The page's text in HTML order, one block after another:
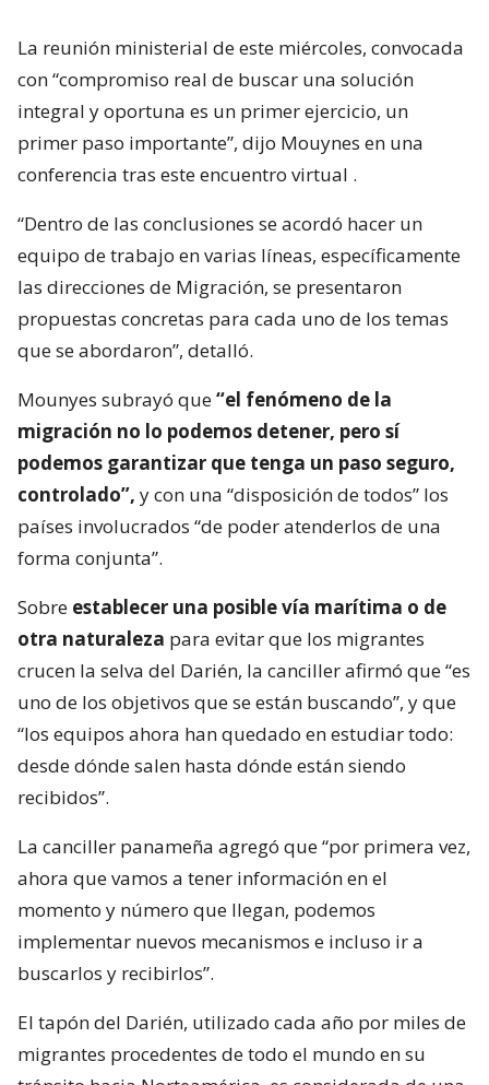
La reunión ministerial de este miércoles, convocada
con “compromiso real de buscar una solución
integral y oportuna es un primer ejercicio, un
primer paso importante”, dijo Mouynes en una
conferencia tras este encuentro virtual .
“Dentro de las conclusiones se acordó hacer un
equipo de trabajo en varias líneas, específicamente
las direcciones de Migración, se presentaron
propuestas concretas para cada uno de los temas
que se abordaron”, detalló.
Mounyes subrayó que“el fenómeno de la
migración no lo podemos detener, pero sí
podemos garantizar que tenga un paso seguro,
controlado”, y con una “disposición de todos” los
países involucrados “de poder atenderlos de una
forma conjunta”.
Sobre establecer una posible vía marítima o de
otra naturaleza para evitar que los migrantes
crucen la selva del Darién, la canciller afirmó que “es
uno de los objetivos que se están buscando”, y que
“los equipos ahora han quedado en estudiar todo:
desde dónde salen hasta dónde están siendo
recibidos”.
La canciller panameña agregó que “por primera vez,
ahora que vamos a tener información en el
momento y número que llegan, podemos
implementar nuevos mecanismos e incluso ir a
buscarlos y recibirlos”.
El tapón del Darién, utilizado cada año por miles de
migrantes procedentes de todo el mundo en su